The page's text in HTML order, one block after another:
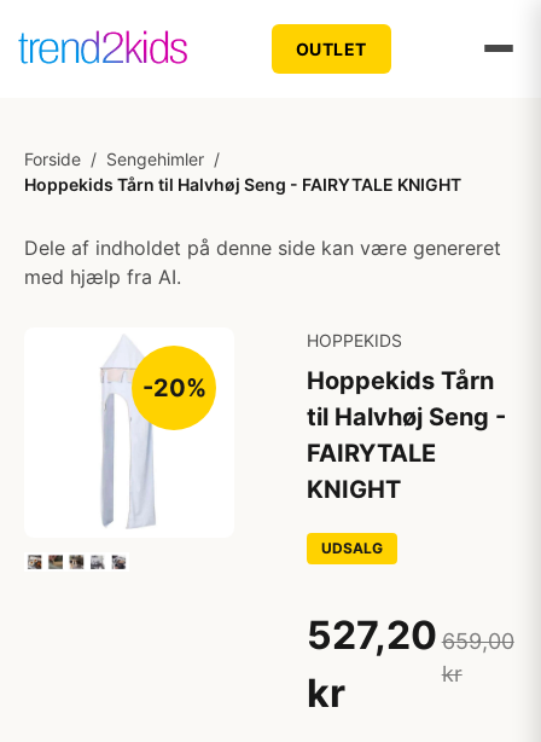
OUTLET
Forside / Sengehimler /
Hoppekids Tårn til Halvhøj Seng - FAIRYTALE KNIGHT
Dele af indholdet på denne side kan være genereret
med hjælp fra AI.
-20%
HOPPEKIDS
Hoppekids Tårn
til Halvhøj Seng -
FAIRYTALE
KNIGHT
UDSALG
527,20
kr
659,00
kr